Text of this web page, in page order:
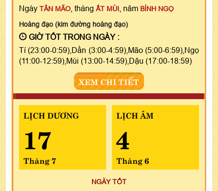
Ngày TÂN MÃO , tháng ẤT MÙI , năm BÍNH NGỌ
Hoàng đạo (kim đường hoàng đạo)
GIỜ TỐT TRONG NGÀY :
Tí (23:00-0:59),Dần (3:00-4:59),Mão (5:00-6:59),Ngọ
(11:00-12:59),Mùi (13:00-14:59),Dậu (17:00-18:59)
XEM CHI TIẾT
LỊCH DƯƠNG
17
Tháng 7
LỊCH ÂM
4
Tháng 6
NGÀY TỐT